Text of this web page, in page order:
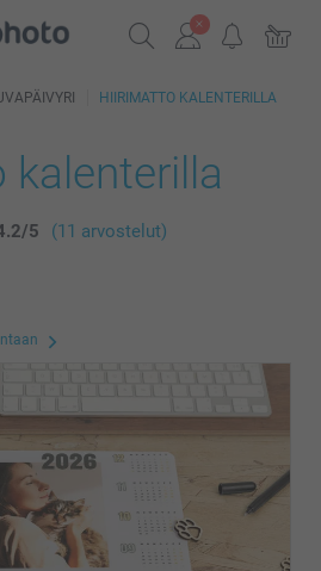
HIIRIMATTO KALENTERILLA
kalenterilla
/5 (11 arvostelut)